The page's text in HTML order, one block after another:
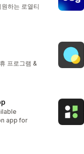
하는 로열티
프로그램 &
app for